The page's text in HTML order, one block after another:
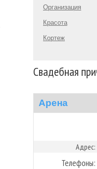
Организация
Красота
Кортеж
Свадебная
Арена
Адрес:
Телефоны: